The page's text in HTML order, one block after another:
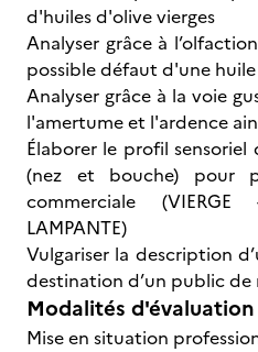
d'huiles d'olive vierges
Analyser grâce à
possible défaut d'une huile
Analyser grâce à la voie
l'amertume et l'ardence
Élaborer le profil
(nez et bouche) pour
commerciale
LAMPANTE)
Vulgariser la description
destination d’un public de
Modalités d'évaluation
Mise en situation